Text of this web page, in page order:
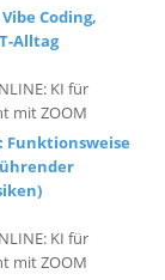
KI für
ZOOM
KI für
ZOOM
2026:
und